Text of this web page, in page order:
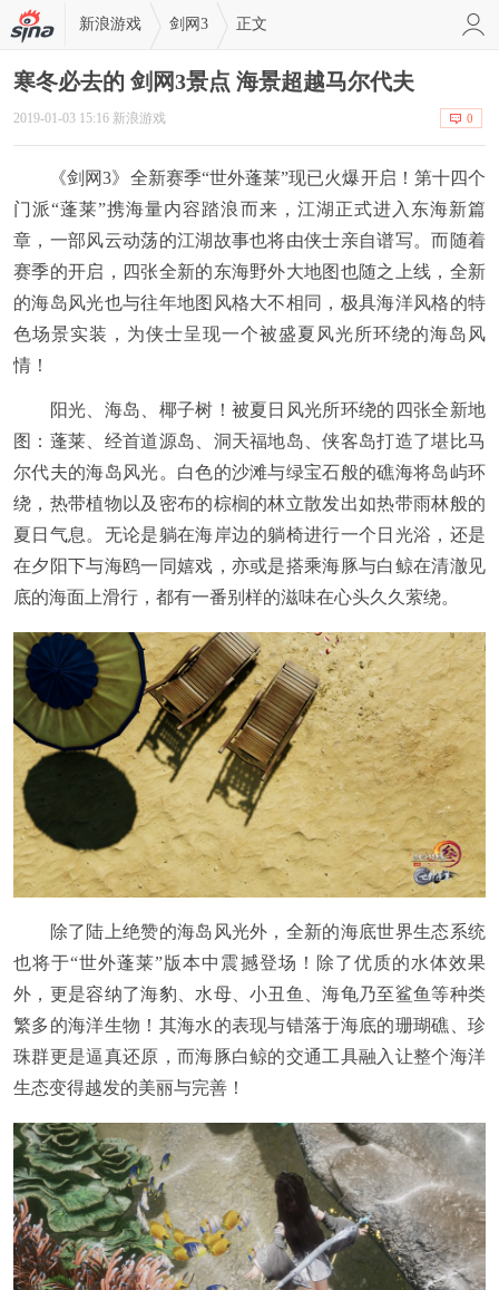
新浪游戏 剑网3 正文
寒冬必去的 剑网3景点 海景超越马尔代夫
2019-01-03 15:16 新浪游戏 0
《剑网3》全新赛季“世外蓬莱”现已火爆开启！第十四个
门派“蓬莱”携海量内容踏浪而来，江湖正式进入东海新篇
章，一部风云动荡的江湖故事也将由侠士亲自谱写。而随着
赛季的开启，四张全新的东海野外大地图也随之上线，全新
的海岛风光也与往年地图风格大不相同，极具海洋风格的特
色场景实装，为侠士呈现一个被盛夏风光所环绕的海岛风
情！
阳光、海岛、椰子树！被夏日风光所环绕的四张全新地
图：蓬莱、经首道源岛、洞天福地岛、侠客岛打造了堪比马
尔代夫的海岛风光。白色的沙滩与绿宝石般的礁海将岛屿环
绕，热带植物以及密布的棕榈的林立散发出如热带雨林般的
夏日气息。无论是躺在海岸边的躺椅进行一个日光浴，还是
在夕阳下与海鸥一同嬉戏，亦或是搭乘海豚与白鲸在清澈见
底的海面上滑行，都有一番别样的滋味在心头久久萦绕。
除了陆上绝赞的海岛风光外，全新的海底世界生态系统
也将于“世外蓬莱”版本中震撼登场！除了优质的水体效果
外，更是容纳了海豹、水母、小丑鱼、海龟乃至鲨鱼等种类
繁多的海洋生物！其海水的表现与错落于海底的珊瑚礁、珍
珠群更是逼真还原，而海豚白鲸的交通工具融入让整个海洋
生态变得越发的美丽与完善！